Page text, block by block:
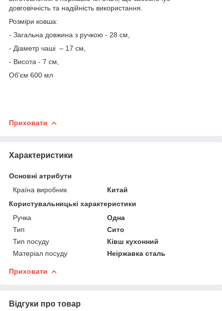
довговічність та надійність використання.
Розміри ковша:
- Загальна довжина з ручкою - 28 см,
- Діаметр чаші – 17 см,
- Висота - 7 см,
Об'єм 600 мл
Приховати
Характеристики
Основні атрибути
Країна виробник
Китай
Користувальницькі характеристики
Ручка
Одна
Тип
Сито
Тип посуду
Ківш кухонний
Матеріал посуду
Неіржавка сталь
Приховати
Відгуки про товар